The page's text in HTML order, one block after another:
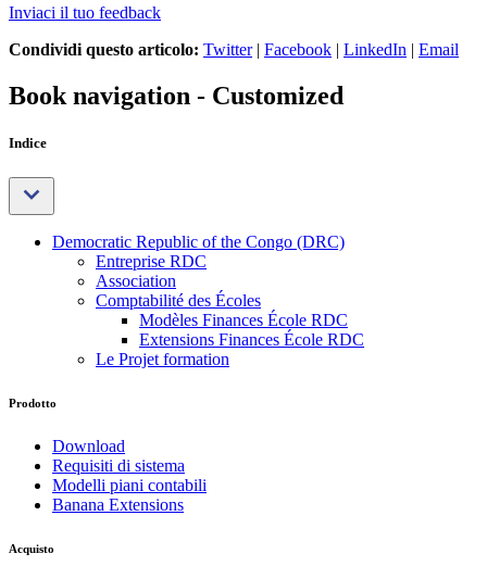
Inviaci il tuo feedback
Condividi questo articolo: Twitter| Facebook | LinkedIn | Email
Book navigation - Customized
Indice
Democratic Republic of the Congo (DRC)
Entreprise RDC
Association
Comptabilité des Écoles
Modèles Finances École RDC
Extensions Finances École RDC
Le Projet formation
Prodotto
Download
Requisiti di sistema
Modelli piani contabili
Banana Extensions
Acquisto